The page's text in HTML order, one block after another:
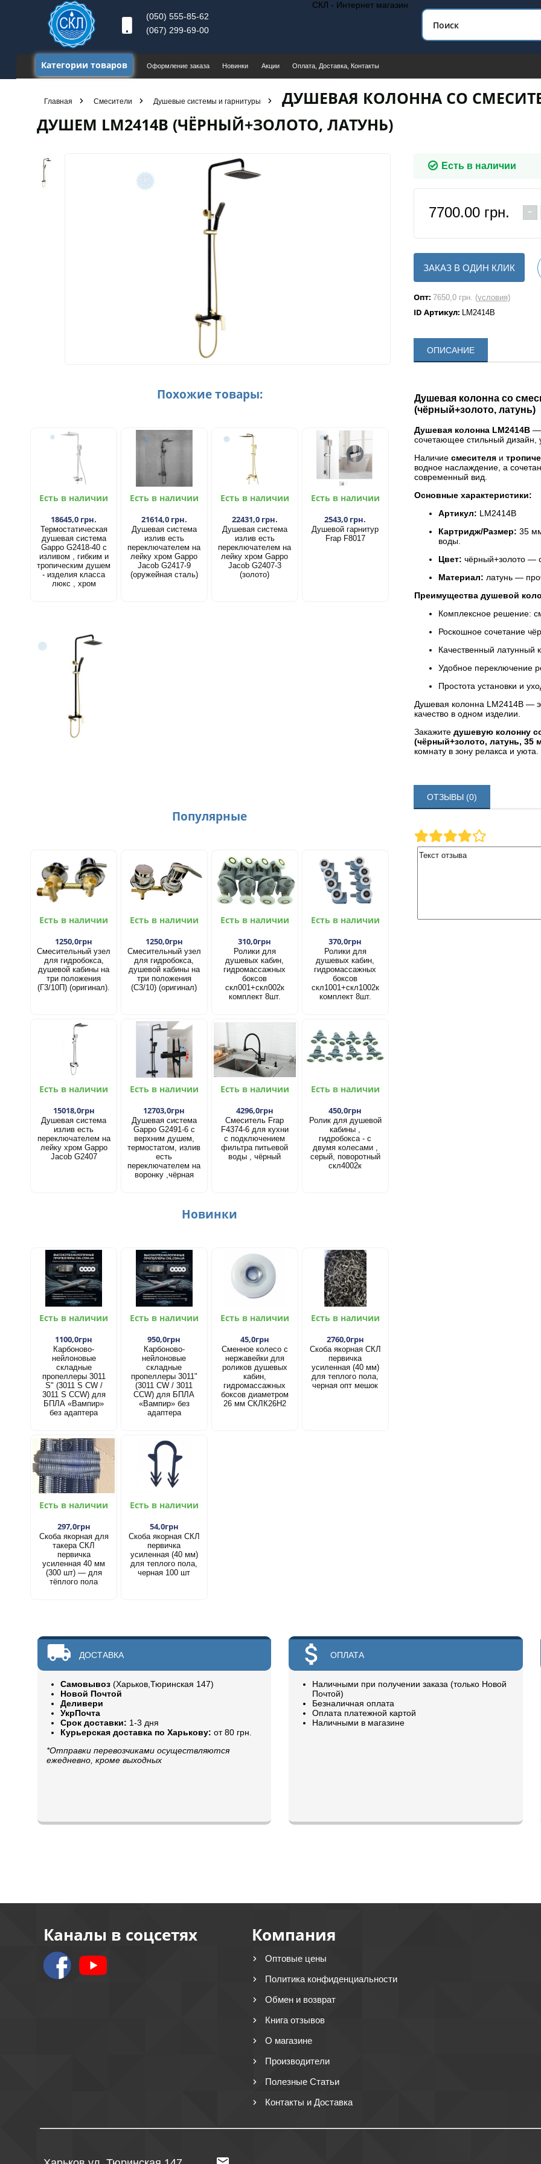
(050) 555-85-62
(067) 299-69-00
СКЛ - Интернет магазин
Категории товаров Оформление заказа Новинки Акции Оплата, Доставка, Контакты
Главная Смесители Душевые системы и гарнитуры
ДУШЕВАЯ КОЛОННА СО
ДУШЕМ LM2414B (ЧЁРНЫЙ+ЗОЛОТО, ЛАТУНЬ)
Похожие товары:
Есть в наличии
18645,0 грн.
Термостатическая
душевая система
Gappo G2418-40 с
изливом , гибким и
тропическим душем
- изделия класса
люкс , хром
Есть в наличии
21614,0 грн.
Душевая система
излив есть
переключателем на
лейку хром Gappo
Jacob G2417-9
(оружейная сталь)
Есть в наличии
22431,0 грн.
Душевая система
излив есть
переключателем на
лейку хром Gappo
Jacob G2407-3
(золото)
Есть в наличии
2543,0 грн.
Душевой гарнитур
Frap F8017
Популярные
Есть в наличии
1250,0грн
Смесительный узел
для гидробокса,
душевой кабины на
три положения
(Г3/10П) (оригинал).
Есть в наличии
1250,0грн
Смесительный узел
для гидробокса,
душевой кабины на
три положения
(С3/10) (оригинал)
Есть в наличии
310,0грн
Ролики для
душевых кабин,
гидромассажных
боксов
скл001+скл002к
комплект 8шт.
Есть в наличии
370,0грн
Ролики для
душевых кабин,
гидромассажных
боксов
скл1001+скл1002к
комплект 8шт.
Есть в наличии
15018,0грн
Душевая система
излив есть
переключателем на
лейку хром Gappo
Jacob G2407
Есть в наличии
12703,0грн
Душевая система
Gappo G2491-6 с
верхним душем,
термостатом, излив
есть
переключателем на
воронку ,чёрная
Есть в наличии
4296,0грн
Смеситель Frap
F4374-6 для кухни
с подключением
фильтра питьевой
воды , чёрный
Есть в наличии
450,0грн
Ролик для душевой
кабины ,
гидробокса - с
двумя колесами ,
серый, поворотный
скл4002к
Новинки
Есть в наличии
1100,0грн
Карбоново-
нейлоновые
складные
пропеллеры 3011
S" (3011 S CW /
3011 S CCW) для
БПЛА «Вампир»
без адаптера
Есть в наличии
950,0грн
Карбоново-
нейлоновые
складные
пропеллеры 3011"
(3011 CW / 3011
CCW) для БПЛА
«Вампир» без
адаптера
Есть в наличии
45,0грн
Сменное колесо с
нержавейки для
роликов душевых
кабин,
гидромассажных
боксов диаметром
26 мм СКЛК26Н2
Есть в наличии
2760,0грн
Скоба якорная СКЛ
первичка
усиленная (40 мм)
для теплого пола,
черная опт мешок
Есть в наличии
297,0грн
Скоба якорная для
такера СКЛ
первичка
усиленная 40 мм
(300 шт) — для
тёплого пола
Есть в наличии
54,0грн
Скоба якорная СКЛ
первичка
усиленная (40 мм)
для теплого пола,
черная 100 шт
Есть в наличии
7700.00 грн. -
ЗАКАЗ В ОДИН КЛИК
Опт: 7650,0 грн. (условия)
ID Артикул: LM2414B
ОПИСАНИЕ
Душевая колонна со
(чёрный+золото, латунь)
Душевая колонна LM2414B—
сочетающее стильный дизайн,
Наличие смесителяи
водное наслаждение, а
современный вид.
Основные характеристики:
Артикул: LM2414B
Картридж/Размер: 35
воды.
Цвет: чёрный+золото —
Материал: латунь —
Преимущества душевой
Комплексное решение:
Роскошное сочетание
Качественный латунный
Удобное переключение
Простота установки и
Душевая колонна LM2414B —
качество в одном изделии.
Закажите душевую колонну
(чёрный+золото, латунь, 35
комнату в зону релакса и уюта.
ОТЗЫВЫ (0)
ДОСТАВКА
Самовывоз(Харьков,Тюринская 147)
Новой Почтой
Деливери
УкрПочта
Срок доставки: 1-3 дня
Курьерская доставка по Харькову:от 80 грн.
*Отправки перевозчиками осуществляются
ежедневно, кроме выходных
ОПЛАТА
Наличными при получении заказа (только Новой
Почтой)
Безналичная оплата
Оплата платежной картой
Наличными в магазине
Каналы в соцсетях Компания
Оптовые цены
Политика конфиденциальности
Обмен и возврат
Книга отзывов
О магазине
Производители
Полезные Статьи
Контакты и Доставка